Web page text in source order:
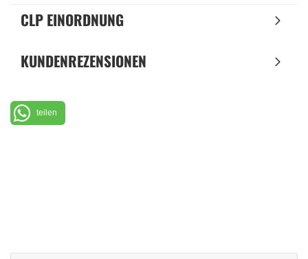
CLP EINORDNUNG
KUNDENREZENSIONEN
teilen